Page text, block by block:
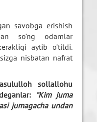
savobga erishish
so’ng odamlar
aytib o’tildi.
nisbatan nafrat
sollallohu
“Kim juma
jumagacha undan